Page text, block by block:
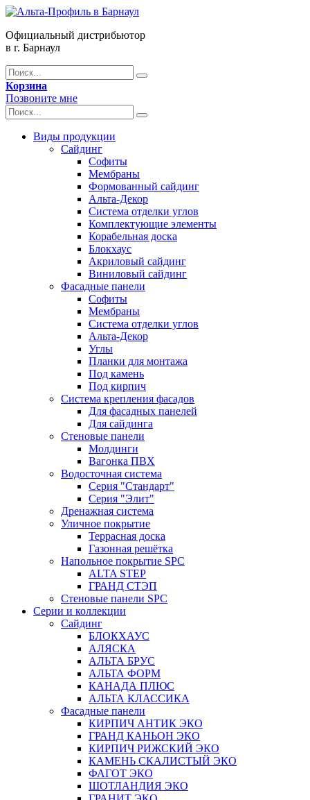
Официальный дистрибьютор
в г. Барнаул
Корзина
Позвоните мне
Виды продукции
Сайдинг
Софиты
Мембраны
Формованный сайдинг
Альта-Декор
Система отделки углов
Комплектующие элементы
Корабельная доска
Блокхаус
Акриловый сайдинг
Виниловый сайдинг
Фасадные панели
Софиты
Мембраны
Система отделки углов
Альта-Декор
Углы
Планки для монтажа
Под камень
Под кирпич
Система крепления фасадов
Для фасадных панелей
Для сайдинга
Стеновые панели
Молдинги
Вагонка ПВХ
Водосточная система
Серия "Стандарт"
Серия "Элит"
Дренажная система
Уличное покрытие
Террасная доска
Газонная решётка
Напольное покрытие SPC
ALTA STEP
ГРАНД СТЭП
Стеновые панели SPC
Серии и коллекции
Сайдинг
БЛОКХАУС
АЛЯСКА
АЛЬТА БРУС
АЛЬТА ФОРМ
КАНАДА ПЛЮС
АЛЬТА КЛАССИКА
Фасадные панели
КИРПИЧ АНТИК ЭКО
ГРАНД КАНЬОН ЭКО
КИРПИЧ РИЖСКИЙ ЭКО
КАМЕНЬ СКАЛИСТЫЙ ЭКО
ФАГОТ ЭКО
ШОТЛАНДИЯ ЭКО